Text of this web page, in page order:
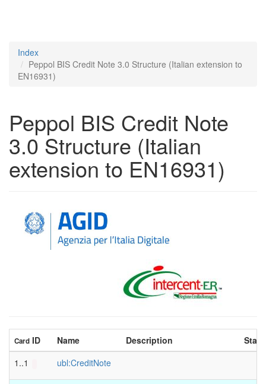
Index
Peppol BIS Credit Note 3.0 Structure (Italian extension to
EN16931)
Peppol BIS Credit Note
3.0 Structure (Italian
extension to EN16931)
Card ID Name Description
1..1
ubl:CreditNote